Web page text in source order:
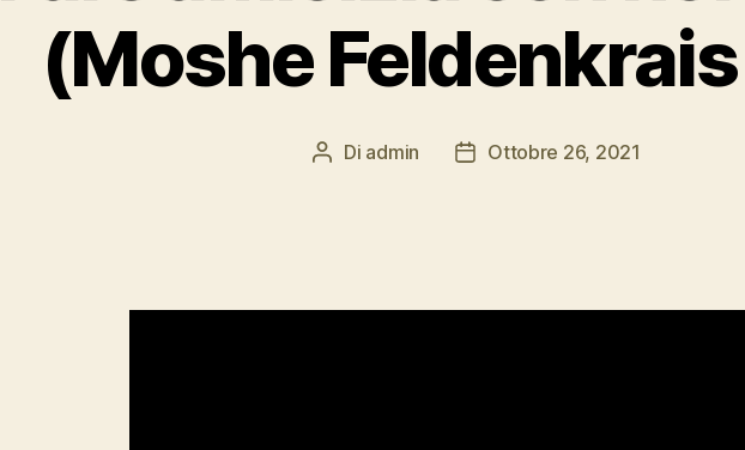
(Moshe
Autore
Di admin
DataOttobre 26, 2021